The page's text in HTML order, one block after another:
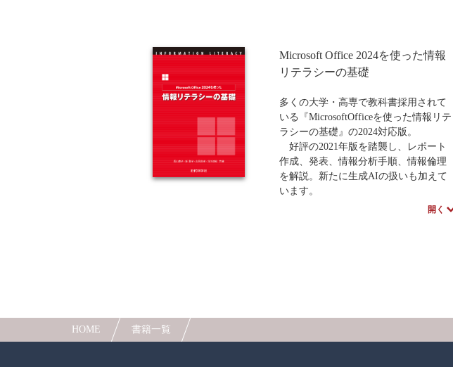
クトを想定し、今注目されているプロ
ジェクト学習のイメージを初学年次か
た、1章と各章をキーワードでリンク
し、情報倫理等を立体的に学べるよう
配慮している。
単に、Officeソフトの使い方を学ぶだ
けでなく、いかにしたら学習に役立て
られるかを考え抜いた教科書であり、
大学、高専の学生に最適の書である。
Microsoft Office 2024を使った情報
リテラシーの基礎
多くの大学・高専で教科書採用されて
いる『MicrosoftOfficeを使った情報リテ
ラシーの基礎』の2024対応版。
好評の2021年版を踏襲し、レポート
作成、発表、情報分析手順、情報倫理
を解説。新たに生成AIの扱いも加えて
います。
Officeソフトの使い方だけでなく、学
開く
HOME 書籍一覧